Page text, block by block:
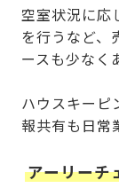
空室状況に応
を行うなど、
ースも少なく
ハウスキーピ
報共有も日常
アーリーチ